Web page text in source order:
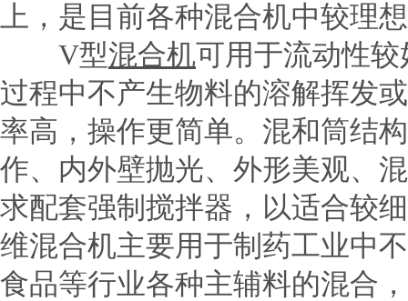
上，是目前各种混合机中较理
V型混合机可用于流动性
过程中不产生物料的溶解挥发
率高，操作更简单。混和筒结
作、内外壁抛光、外形美观、
求配套强制搅拌器，以适合较
维混合机主要用于制药工业中
食品等行业各种主辅料的混合